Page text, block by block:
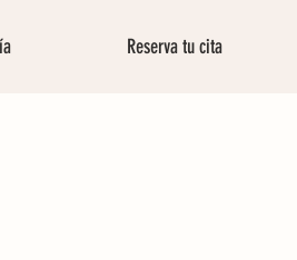
Reserva tu cita